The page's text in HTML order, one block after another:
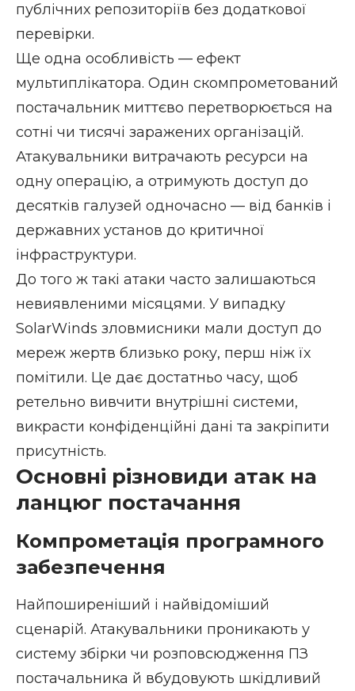
публічних репозиторіїв без додаткової
перевірки.
Ще одна особливість — ефект
мультиплікатора. Один скомпрометований
постачальник миттєво перетворюється на
сотні чи тисячі заражених організацій.
Атакувальники витрачають ресурси на
одну операцію, а отримують доступ до
десятків галузей одночасно — від банків і
державних установ до критичної
інфраструктури.
До того ж такі атаки часто залишаються
невиявленими місяцями. У випадку
SolarWinds зловмисники мали доступ до
мереж жертв близько року, перш ніж їх
помітили. Це дає достатньо часу, щоб
ретельно вивчити внутрішні системи,
викрасти конфіденційні дані та закріпити
присутність.
Основні різновиди атак на
ланцюг постачання
Компрометація програмного
забезпечення
Найпоширеніший і найвідоміший
сценарій. Атакувальники проникають у
систему збірки чи розповсюдження ПЗ
постачальника й вбудовують шкідливий